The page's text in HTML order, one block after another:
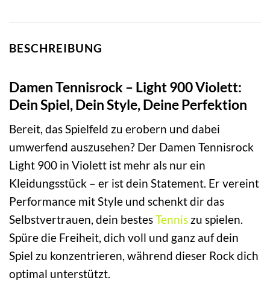
BESCHREIBUNG
Damen Tennisrock – Light 900 Violett:
Dein Spiel, Dein Style, Deine Perfektion
Bereit, das Spielfeld zu erobern und dabei
umwerfend auszusehen? Der Damen Tennisrock
Light 900 in Violett ist mehr als nur ein
Kleidungsstück – er ist dein Statement. Er vereint
Performance mit Style und schenkt dir das
Selbstvertrauen, dein bestesTennis zu spielen.
Spüre die Freiheit, dich voll und ganz auf dein
Spiel zu konzentrieren, während dieser Rock dich
optimal unterstützt.